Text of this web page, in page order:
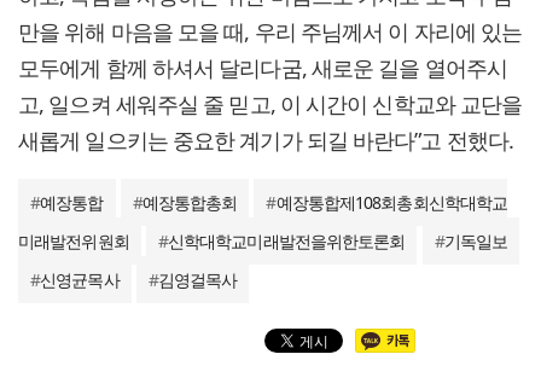
만을 위해 마음을 모을 때, 우리 주님께서 이 자리에 있는
모두에게 함께 하셔서 달리다굼, 새로운 길을 열어주시
고, 일으켜 세워주실 줄 믿고, 이 시간이 신학교와 교단을
새롭게 일으키는 중요한 계기가 되길 바란다”고 전했다.
#예장통합 #예장통합총회 #예장통합제108회총회신학대학교
미래발전위원회
#신학대학교미래발전을위한토론회 #기독일보
#신영균목사 #김영걸목사